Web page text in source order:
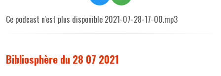
Ce podcast n'est plus disponible 2021-07-28-17-00.mp3
Bibliosphère du 28 07 2021